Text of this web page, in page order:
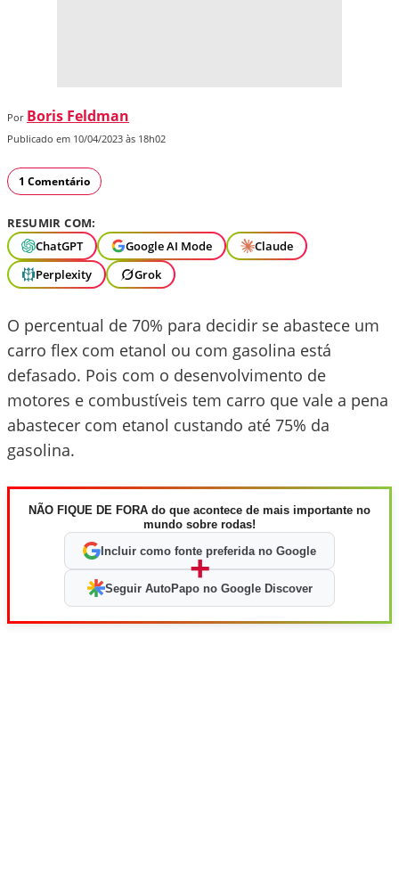
Por Boris Feldman
Publicado em 10/04/2023 às 18h02
1 Comentário
RESUMIR COM:
ChatGPT
Google AI Mode
Claude
Perplexity
Grok
O percentual de 70% para decidir se abastece um
carro flex com etanol ou com gasolina está
defasado. Pois com o desenvolvimento de
motores e combustíveis tem carro que vale a pena
abastecer com etanol custando até 75% da
gasolina.
NÃO FIQUE DE FORA do que acontece de mais importante no
mundo sobre rodas!
Incluir como fonte preferida no Google
+
Seguir AutoPapo no Google Discover